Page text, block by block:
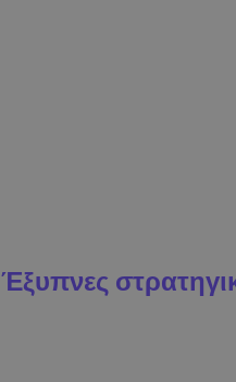
Έξυπνες